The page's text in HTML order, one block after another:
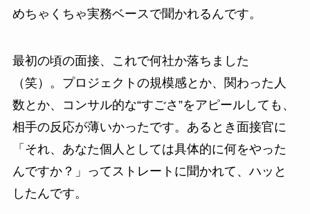
めちゃくちゃ実務ベースで聞かれるんです。
最初の頃の面接、これで何社か落ちました
（笑）。プロジェクトの規模感とか、関わった人
数とか、コンサル的な“すごさ”をアピールしても、
相手の反応が薄いかったです。あるとき面接官に
「それ、あなた個人としては具体的に何をやった
んですか？」ってストレートに聞かれて、ハッと
したんです。